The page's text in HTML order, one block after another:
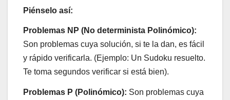
Piénselo así:
Problemas NP (No determinista Polinómico):
Son problemas cuya solución, si te la dan, es fácil
y rápido verificarla. (Ejemplo: Un Sudoku resuelto.
Te toma segundos verificar si está bien).
Problemas P (Polinómico): Son problemas cuya